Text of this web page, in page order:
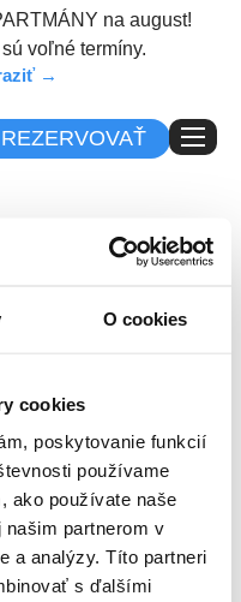
O cookies
cookies
poskytovanie funkcií
používame
ako používate naše
partnerom v
a analýzy. Títo partneri
s ďalšími
na august!
voľné termíny.
REZERVOVAŤ
prečo si